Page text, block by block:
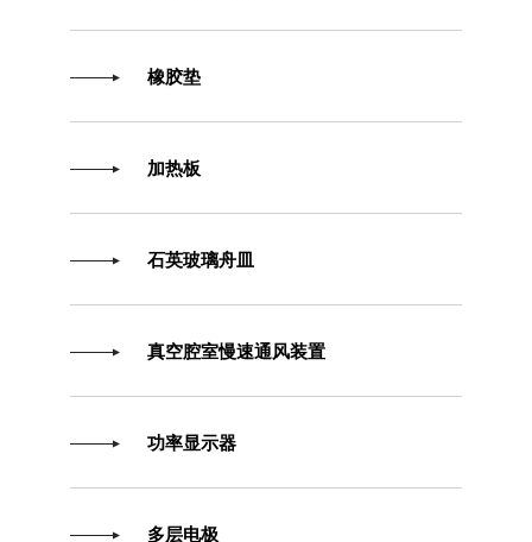
橡胶垫
加热板
石英玻璃舟皿
真空腔室慢速通风装置
功率显示器
多层电极